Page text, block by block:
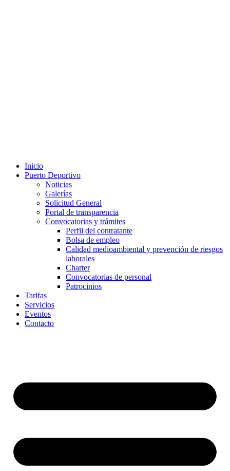
Inicio
Puerto Deportivo
Noticias
Galerías
Solicitud General
Portal de transparencia
Convocatorias y trámites
Perfil del contratante
Bolsa de empleo
Calidad medioambiental y prevención de riesgos
laborales
Charter
Convocatorias de personal
Patrocinios
Tarifas
Servicios
Eventos
Contacto